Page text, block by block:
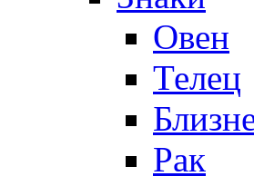
Овен
Телец
Рак